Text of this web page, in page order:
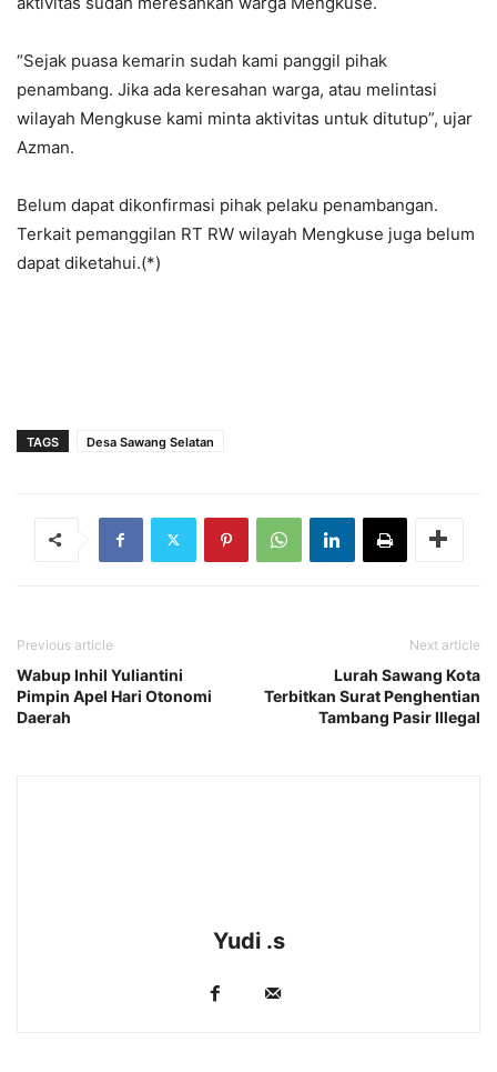
“Sejak puasa kemarin sudah kami panggil pihak
penambang. Jika ada keresahan warga, atau melintasi
wilayah Mengkuse kami minta aktivitas untuk ditutup”, ujar
Azman.
Belum dapat dikonfirmasi pihak pelaku penambangan.
Terkait pemanggilan RT RW wilayah Mengkuse juga belum
dapat diketahui.(*)
TAGS Desa Sawang Selatan
Previous article
Wabup Inhil Yuliantini
Pimpin Apel Hari Otonomi
Daerah
Next article
Lurah Sawang Kota
Terbitkan Surat Penghentian
Tambang Pasir Illegal
Yudi .s